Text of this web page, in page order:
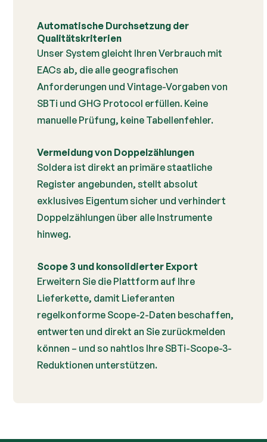
Automatische Durchsetzung der
Qualitätskriterien
Unser System gleicht Ihren Verbrauch mit
EACs ab, die alle geografischen
Anforderungen und Vintage-Vorgaben von
SBTi und GHG Protocol erfüllen. Keine
manuelle Prüfung, keine Tabellenfehler.
Vermeidung von Doppelzählungen
Soldera ist direkt an primäre staatliche
Register angebunden, stellt absolut
exklusives Eigentum sicher und verhindert
Doppelzählungen über alle Instrumente
hinweg.
Scope 3 und konsolidierter Export
Erweitern Sie die Plattform auf Ihre
Lieferkette, damit Lieferanten
regelkonforme Scope-2-Daten beschaffen,
entwerten und direkt an Sie zurückmelden
können – und so nahtlos Ihre SBTi-Scope-3-
Reduktionen unterstützen.